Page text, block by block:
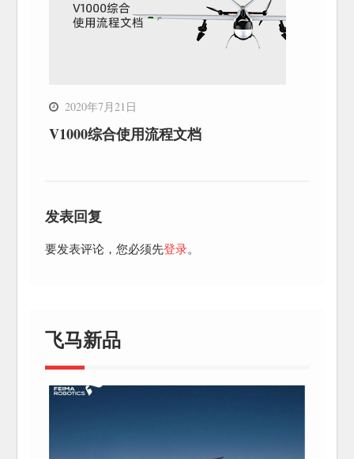
2020年7月21日
V1000综合使用流程文档
发表回复
要发表评论，您必须先登录。
飞马新品